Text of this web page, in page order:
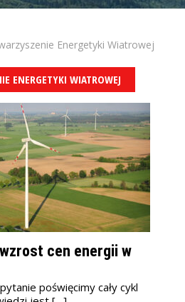
Energetyki Wiatrowej
ENERGETYKI WIATROWEJ
cen energii w
poświęcimy cały cykl